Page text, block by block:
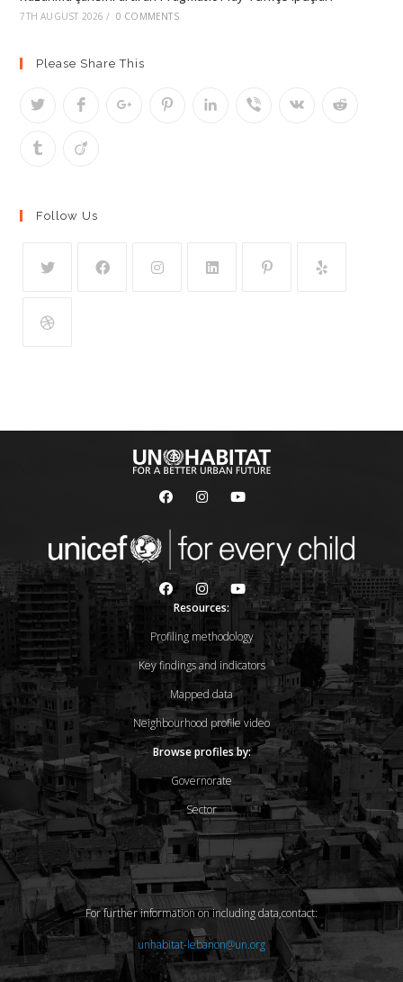
7TH AUGUST 2026 / 0 COMMENTS
Please Share This
Follow Us
Resources:
Profiling methodology
Key findings and indicators
Mapped data
Neighbourhood profile video
Browse profiles by:
Governorate
Sector
For further information on including data,contact:
unhabitat-lebanon@un.org